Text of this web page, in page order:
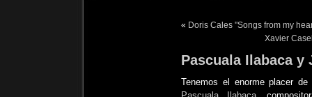
« Doris Cales "Songs from my
Xavier
Pascuala Ilabaca y
Tenemos el enorme placer